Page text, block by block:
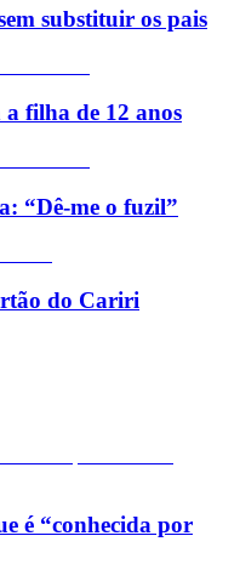
substituir os pais
filha de 12 anos
“Dê-me o fuzil”
do Cariri
é “conhecida por